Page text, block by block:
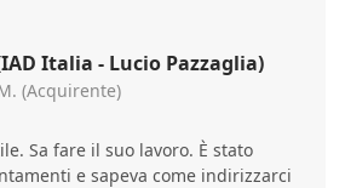
(IAD Italia - Lucio Pazzaglia)
(Acquirente)
Sa fare il suo lavoro. È stato
e sapeva come indirizzarci